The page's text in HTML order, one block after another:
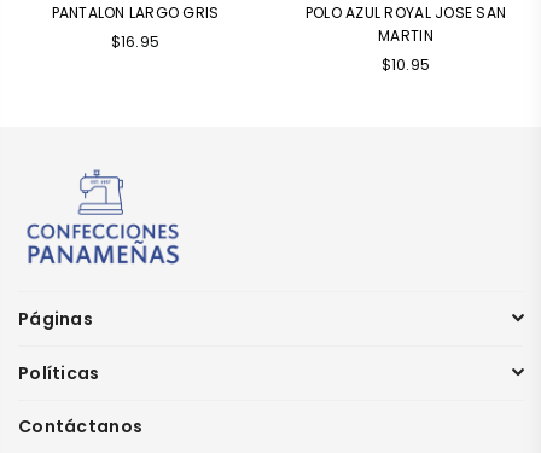
PANTALON LARGO GRIS
$16.95
POLO AZUL ROYAL JOSE SAN
MARTIN
Precio
$10.95
Páginas
Políticas
Contáctanos